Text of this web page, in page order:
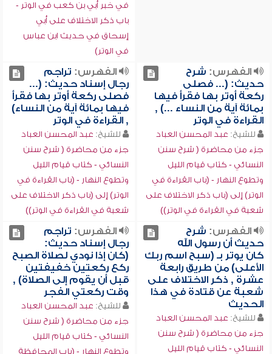
في خبر أبي بن كعب في الوتر -
باب ذكر الاختلاف على أبي
إسحاق في حديث ابن عباس
في الوتر)
الفهرس: شرح
حديث: (... فصلى
ركعة أوتر بها فقرأ فيها
بمائة آية من النساء ...) ,
القراءة في الوتر
للشيخ: عبد المحسن العباد
جزء من محاضرة ( شرح سنن
النسائي - كتاب قيام الليل
وتطوع النهار - (باب القراءة في
الوتر) إلى (باب ذكر الاختلاف على
شعبة في القراءة في الوتر))
الفهرس: تراجم
رجال إسناد حديث: (...
فصلى ركعة أوتر بها فقرأ
فيها بمائة آية من النساء)
, القراءة في الوتر
للشيخ: عبد المحسن العباد
جزء من محاضرة ( شرح سنن
النسائي - كتاب قيام الليل
وتطوع النهار - (باب القراءة في
الوتر) إلى (باب ذكر الاختلاف على
شعبة في القراءة في الوتر))
الفهرس: شرح
حديث أن رسول الله
كان يوتر بـ (سبح اسم ربك
الأعلى) من طريق رابعة
عشرة , ذكر الاختلاف على
شعبة عن قتادة في هذا
الحديث
للشيخ: عبد المحسن العباد
جزء من محاضرة ( شرح سنن
النسائي - كتاب قيام الليل
الفهرس: تراجم
رجال إسناد حديث:
(كان إذا نودي لصلاة الصبح
ركع ركعتين خفيفتين
قبل أن يقوم إلى الصلاة) ,
وقت ركعتي الفجر
للشيخ: عبد المحسن العباد
جزء من محاضرة ( شرح سنن
النسائي - كتاب قيام الليل
وتطوع النهار - (باب المحافظة